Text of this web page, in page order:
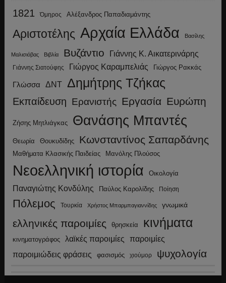
1821 Όμηρος Αλέξανδρος Παπαδιαμάντης
Αριστοτέλης Αρχαία Ελλάδα Βασίλης
Μαλισιόβας Βιβλία Βυζάντιο Γιάννης Κ. Αικατερινάρης
Γιάννης Σιατούφης Γιώργος Καραμπελιάς Γιώργος Ρακκάς
Γλώσσα ΔΝΤ Δημήτρης Τζήκας
Εκπαίδευση Ερανιστής Εργασία Ευρώπη
Ζήσης Μητλιάγκας Θανάσης Μπαντές
Θεωρία Θουκυδίδης Κωνσταντίνος Σαπαρδάνης
Μαθήματα Κλασικής Παιδείας Μανόλης Πλούσος
Νεοελληνική ιστορία Οικολογία
Παναγιώτης Κονδύλης Παύλος Καρολίδης Ποίηση
Πόλεμος Τουρκία Χρήστος Μπαρμπαγιαννίδης γνωμικά
ελληνικές παροιμίες θρησκεία κινήματα
κινηματογράφος λαϊκές παροιμίες παροιμίες
παροιμιώδεις φράσεις φασισμός χιούμορ ψυχολογία